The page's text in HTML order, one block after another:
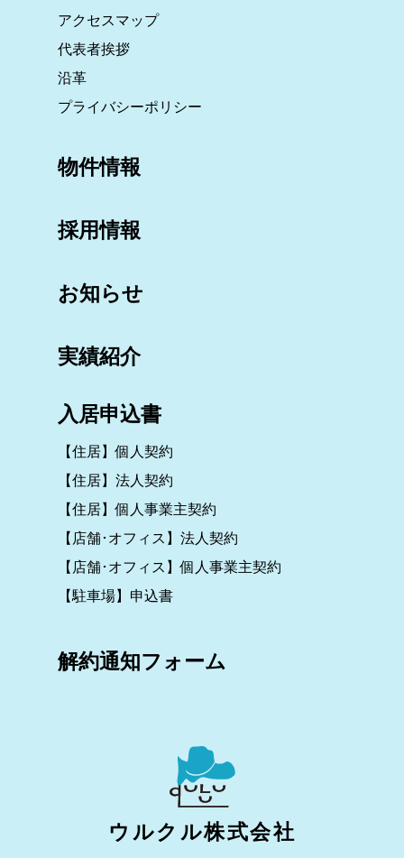
ウルクル株式会社
アクセスマップ
代表者挨拶
沿革
プライバシーポリシー
物件情報
採用情報
お知らせ
実績紹介
入居申込書
【住居】個人契約
【住居】法人契約
【住居】個人事業主契約
【店舗･オフィス】法人契約
【店舗･オフィス】個人事業主契約
【駐車場】申込書
解約通知フォーム